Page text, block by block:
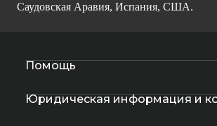
Саудовская Аравия, Испания, США.
Помощь
Юридическая информация и